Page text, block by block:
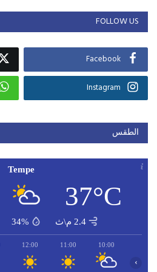
FOLLOW US
Facebook
Instagram
الطقس
Tempe
37°C
2.4 م\ث 34%
10:00
11:00
12:00
›